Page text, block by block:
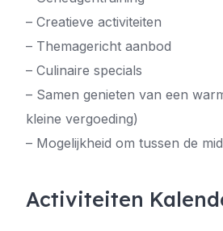
– Creatieve activiteiten
– Themagericht aanbod
– Culinaire specials
– Samen genieten van een
kleine vergoeding)
– Mogelijkheid om tussen de
Activiteiten